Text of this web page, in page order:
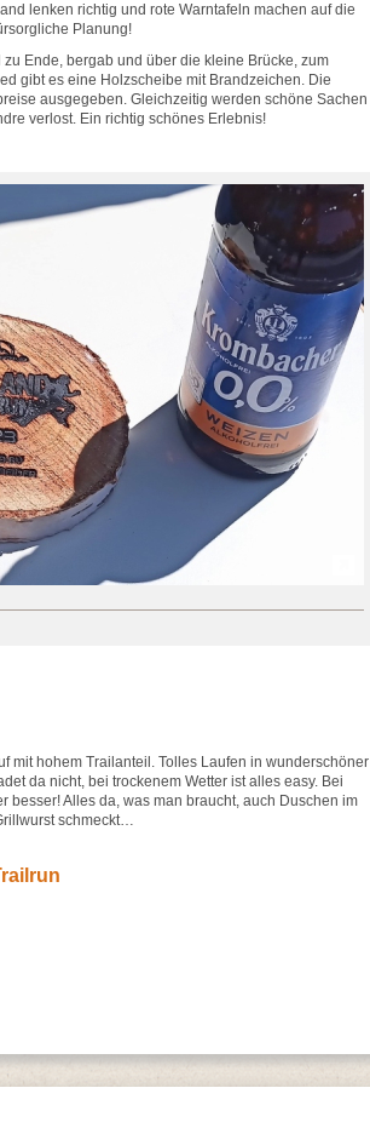
lenken richtig und rote Warntafeln machen auf die
Planung!
Ende, bergab und über die kleine Brücke, zum
gibt es eine Holzscheibe mit Brandzeichen. Die
ausgegeben. Gleichzeitig werden schöne Sachen
verlost. Ein richtig schönes Erlebnis!
mit hohem Trailanteil. Tolles Laufen in wunderschöner
da nicht, bei trockenem Wetter ist alles easy. Bei
besser! Alles da, was man braucht, auch Duschen im
schmeckt…